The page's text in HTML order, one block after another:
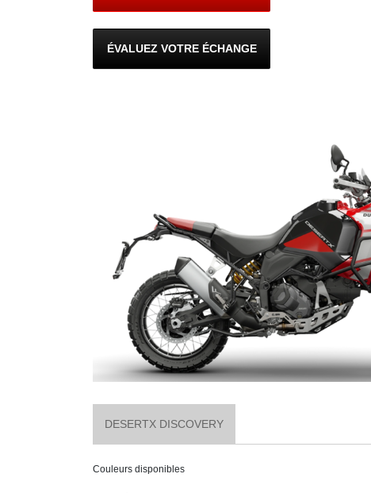
ÉVALUEZ VOTRE ÉCHANGE
DESERTX DISCOVERY
Couleurs disponibles